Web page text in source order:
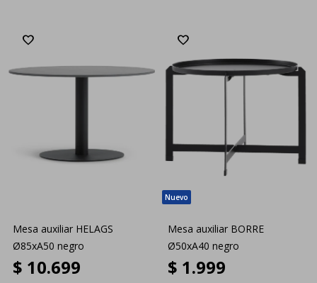
Mesa auxiliar HELAGS
Ø85xA50 negro
$ 10.699
Mesa auxiliar BORRE
Ø50xA40 negro
$ 1.999